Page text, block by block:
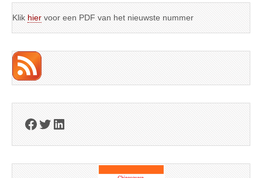
Klik hier voor een PDF van het nieuwste nummer
Facebook
Twitter
LinkedIn